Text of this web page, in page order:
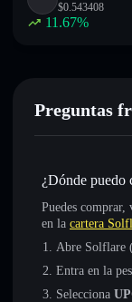
$0.543408
11.67%
Preguntas
¿Dónde puedo
Puedes
en la cartera
Abre Solflare
Entra en la
Selecciona